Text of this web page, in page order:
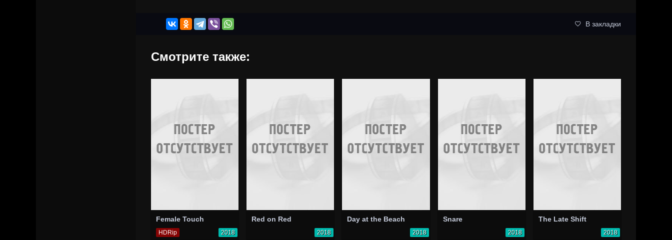
В закладки
Смотрите также:
Female Touch
HDRip 2018
Red on Red
2018
Day at the Beach
2018
Snare
2018
The Late Shift
2018